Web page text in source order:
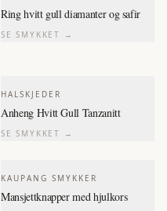
Ring hvitt gull diamanter og safir
SE SMYKKET →
HALSKJEDER
Anheng Hvitt Gull Tanzanitt
SE SMYKKET →
KAUPANG SMYKKER
Mansjettknapper med hjulkors